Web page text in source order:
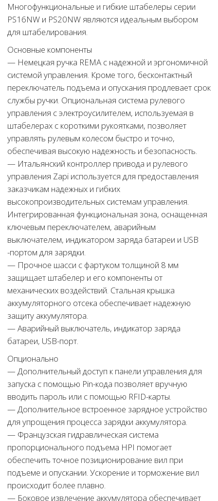
Многофункциональные и гибкие штабелеры серии
PS16NW и PS20NW являются идеальным выбором
для штабелирования.
Основные компоненты
— Немецкая ручка REMA с надежной и эргономичной
системой управления. Кроме того, бесконтактный
переключатель подъема и опускания продлевает срок
службы ручки. Опциональная система рулевого
управления с электроусилителем, используемая в
штабелерах с короткими рукоятками, позволяет
управлять рулевым колесом быстро и точно,
обеспечивая высокую надежность и безопасность.
— Итальянский контроллер привода и рулевого
управления Zapi используется для предоставления
заказчикам надежных и гибких
высокопроизводительных системам управления.
Интегрированная функциональная зона, оснащенная
ключевым переключателем, аварийным
выключателем, индикатором заряда батареи и USB
-портом для зарядки.
— Прочное шасси с фартуком толщиной 8 мм
защищает штабелер и его компоненты от
механических воздействий. Стальная крышка
аккумуляторного отсека обеспечивает надежную
защиту аккумулятора.
— Аварийный выключатель, индикатор заряда
батареи, USB-порт.
Опционально
— Дополнительный доступ к панели управления для
запуска с помощью Pin-кода позволяет вручную
вводить пароль или с помощью RFID-карты.
— Дополнительное встроенное зарядное устройство
для упрощения процесса зарядки аккумулятора.
— Французская гидравлическая система
пропорционального подъема HPI помогает
обеспечить точное позиционирование вил при
подъеме и опускании. Ускорение и торможение вил
происходит более плавно.
— Боковое извлечение аккумулятора обеспечивает